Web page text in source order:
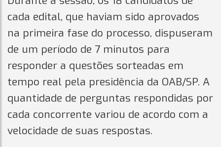
cada edital, que haviam sido aprovados
na primeira fase do processo, dispuseram
de um período de 7 minutos para
responder a questões sorteadas em
tempo real pela presidência da OAB/SP. A
quantidade de perguntas respondidas por
cada concorrente variou de acordo com a
velocidade de suas respostas.